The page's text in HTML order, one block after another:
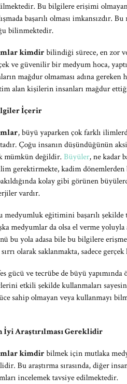
Bu bilgilere erişimi
başarılı olması imkansızdır.
bilinmektedir.
kimdirbilindiği sürece, en zor
ve güvenilir bir medyum hoca,
mağdur olmaması adına gereken
alan kişilerin insanları mağdur
İçerir
, büyü yaparken çok farklı
Çoğu insanın düşündüğünün
mümkün değildir. Büyüler, ne kadar
gerektirmekte, kadim
kolay gibi görünen
vardır.
medyumluk eğitimini başarılı şekilde
medyumlar da olsa el verme
bu yola adasa bile bu bilgilere
olarak saklanmakta, sadece gerçek
gücü ve tecrübe de büyü yapımında
etkili şekilde kullanmaları
sahip olmayan veya kullanmayı
İyi Araştırılması Gereklidir
kimdirbilmek için mutlaka
Bu araştırma sırasında, diğer
incelemek tavsiye edilmektedir.